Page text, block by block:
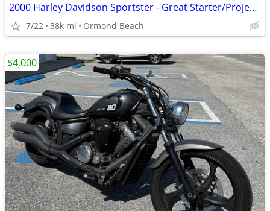
2000 Harley Davidson Sportster - Great Starter/Project Bike
7/22 38k mi Ormond Beach
$4,000